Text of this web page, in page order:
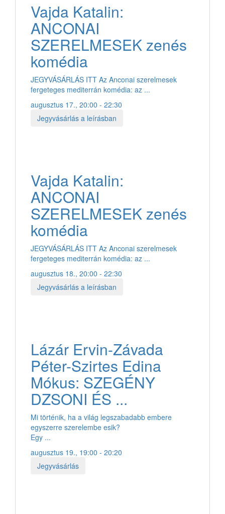
Vajda Katalin:
ANCONAI
SZERELMESEK zenés
komédia
JEGYVÁSÁRLÁS ITT Az Anconai szerelmesek
fergeteges mediterrán komédia: az ...
augusztus 17., 20:00 - 22:30
Jegyvásárlás a leírásban
Vajda Katalin:
ANCONAI
SZERELMESEK zenés
komédia
JEGYVÁSÁRLÁS ITT Az Anconai szerelmesek
fergeteges mediterrán komédia: az ...
augusztus 18., 20:00 - 22:30
Jegyvásárlás a leírásban
Lázár Ervin-Závada
Péter-Szirtes Edina
Mókus: SZEGÉNY
DZSONI ÉS ...
Mi történik, ha a világ legszabadabb embere
egyszerre szerelembe esik?
Egy ...
augusztus 19., 19:00 - 20:20
Jegyvásárlás